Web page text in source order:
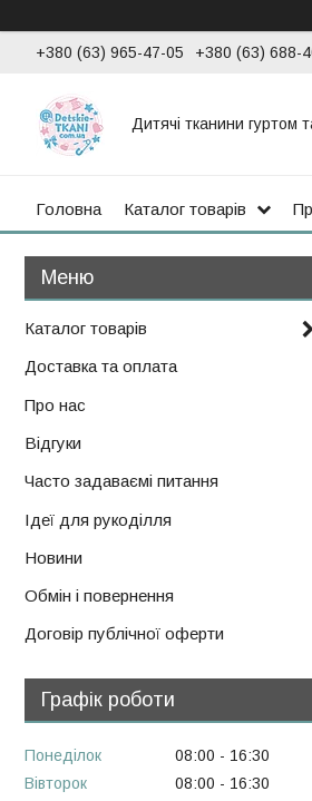
+380 (63) 965-47-05 +380 (63) 688-
Дитячі тканини гуртом
Головна Каталог товарів
Каталог товарів
Доставка та оплата
Про нас
Відгуки
Часто задаваємі питання
Ідеї для рукоділля
Новини
Обмін і повернення
Договір публічної оферти
Графік роботи
Понеділок 08:00
16:30
Вівторок
08:00
16:30